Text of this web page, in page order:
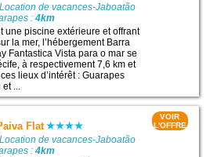
de vacances-Jaboatão
:4km
une piscine extérieure et offrant
la mer, l’hébergement Barra
Fantastica Vista para o mar se
à respectivement 7,6 km et
lieux d’intérêt : Guarapes
...
Flat
de vacances-Jaboatão
:4km
VOIR
L'OFFRE